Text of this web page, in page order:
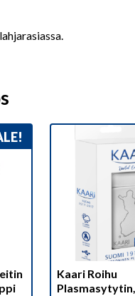
Kaari Roihu